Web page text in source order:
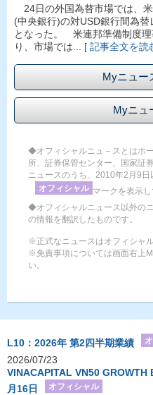
24日の外国為替市場では、
(中央銀行)の対USD銀行間為
となった。 米連邦準備制度理
り、市場では... [ 記事全文を読
Myニュー
Myニュ
◆オフィシャルニュ－スとはホ
所、証券保管センター、国家証
ニュースのうち、2010年2月9
オフィシャル マークを表示し
◆オフィシャルニュース以外の
の情報を翻訳したものです。
※正式なニュースはオフィシャ
※免責事項については画面右上
い。
L10：2026年 第2四半期業績
2026/07/23
VINACAPITAL VN50 GROWTH
月16日
オフィシャル